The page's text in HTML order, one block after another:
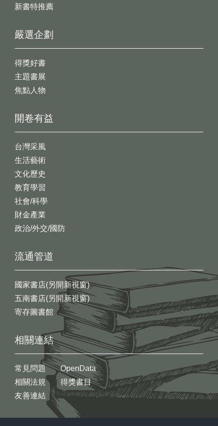
新書特推薦
開卷有益
台灣采風
生活藝術
文化歷史
教育學習
社會/科學
財金產業
政治/外交/國防
嚴選企劃
得獎好書
主題書展
焦點人物
流通管道
國家書店(另開新視窗)
五南書店(另開新視窗)
寄存圖書館
相關連結
常見問題
相關法規
友善連結
OpenData
得獎書目